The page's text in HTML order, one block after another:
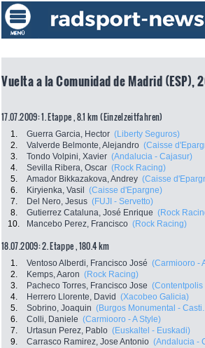
Vuelta a la Comunidad de Madrid (ESP),
17.07.2009: 1. Etappe , 8.1 km (Einzelzeitfahren)
1. Guerra Garcia, Hector (Liberty Seguros)
2.
Valverde Belmonte, Alejandro (Caisse
3.
Tondo Volpini, Xavier (Andalucia - Cajasur)
4.
Sevilla Ribera, Oscar (Rock Racing)
5.
Amador Bikkazakova, Andrey (Caisse
6.
Kiryienka, Vasil (Caisse d'Epargne)
7.
Del Nero, Jesus (FUJI - Servetto)
8.
Gutierrez Cataluna, José Enrique (Rock
10.
Mancebo Perez, Francisco (Rock Racing)
18.07.2009: 2. Etappe , 180.4 km
1. Ventoso Alberdi, Francisco José (Carmiooro -
2.
Kemps, Aaron (Rock Racing)
3.
Pacheco Torres, Francisco Jose (Contentpolis
4.
Herrero Llorente, David (Xacobeo Galicia)
5.
Sobrino, Joaquin (Burgos Monumental -
6.
Colli, Daniele (Carmiooro - A Style)
7.
Urtasun Perez, Pablo (Euskaltel - Euskadi)
9.
Carrasco Ramirez, Jose Antonio (Andalucia -